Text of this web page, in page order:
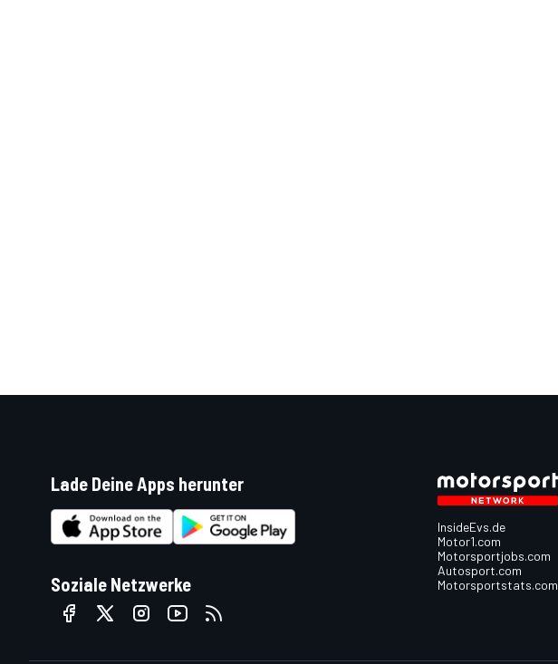
Lade Deine Apps herunter
Soziale Netzwerke
InsideEvs.de
Motor1.com
Motorsportjobs.com
Autosport.com
Motorsportstats.com